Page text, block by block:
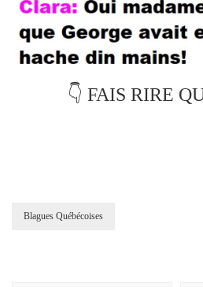
👇 FAIS RIRE
Blagues Québécoises